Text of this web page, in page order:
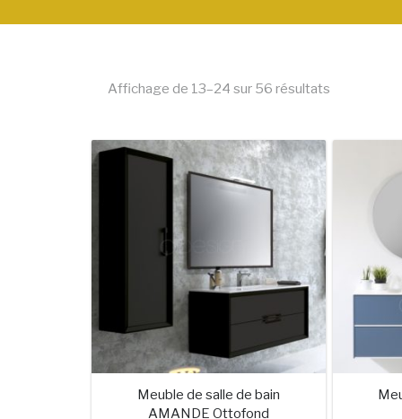
Affichage de 13–24 sur 56 résultats
Meuble de salle de bain
AMANDE Ottofond